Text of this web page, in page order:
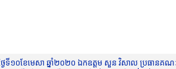
០ខែមេសា ឆ្នាំ២០២០ ឯកឧត្តម សួន វិសាល ប្រធានគណៈម